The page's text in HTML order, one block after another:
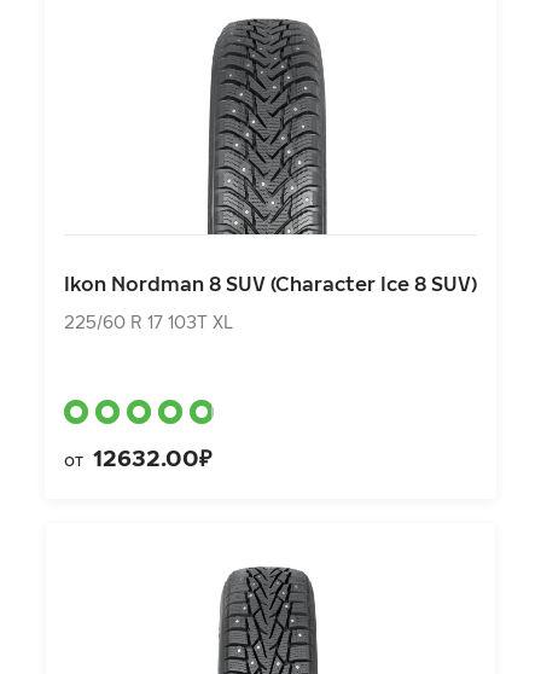
Ikon Nordman 8 SUV (Character Ice 8 SUV)
225/60 R 17 103T XL
от 12632.00₽
Ikon Nordman 8 SUV (Character Ice 8 SUV)
225/60 R 17 103T XL
от12632.00₽